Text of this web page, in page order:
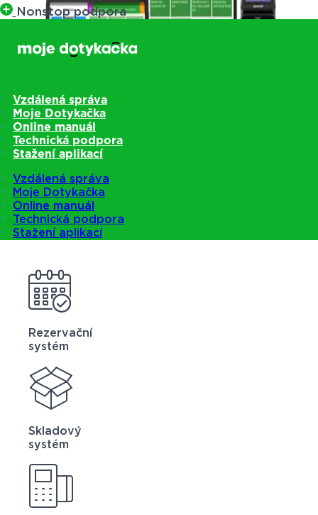
Nonstop podpora
Vzdálená správa
Moje Dotykačka
Online manuál
Technická podpora
Stažení aplikací
Vzdálená správa
Moje Dotykačka
Online manuál
Technická podpora
Stažení aplikací
Rezervační
systém
Skladový
systém